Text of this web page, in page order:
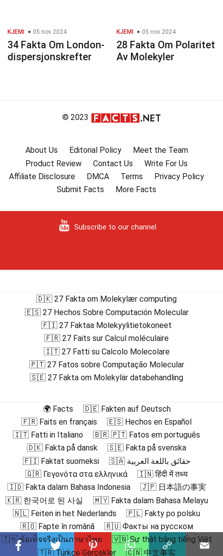
KJEMI 05 nov 2024
34 Fakta Om London-
dispersjonskrefter
KJEMI 05 nov 2024
28 Fakta Om Polaritet
Av Molekyler
© 2023
About Us Editorial Policy
Meet the Team
Product Review
Contact Us
Write For Us
Affiliate Disclosure
DMCA Terms
Privacy Policy
Submit Facts
More Facts
Subscribe to our channel
🇩🇰 27 Fakta om Molekylær computing
🇪🇸 27 Hechos Sobre Computación Molecular
🇫🇮 27 Faktaa Molekyylitietokoneet
🇫🇷 27 Faits sur Calcul moléculaire
🇮🇹 27 Fatti su Calcolo Molecolare
🇵🇹 27 Fatos sobre Computação Molecular
🇸🇪 27 Fakta om Molekylär databehandling
🌍 Facts
🇩🇪 Fakten auf Deutsch
🇫🇷 Faits en français
🇪🇸 Hechos en Español
🇮🇹 Fatti in Italiano
🇧🇷 🇵🇹 Fatos em português
🇩🇰 Fakta på dansk
🇸🇪 Fakta på svenska
🇫🇮 Faktat suomeksi
🇸🇦 حقائق باللغة العربية
🇬🇷 Γεγονότα στα ελληνικά
🇮🇳 हिंदी में तथ्य
🇮🇩 Fakta dalam Bahasa Indonesia
🇯🇵 日本語の事実
🇰🇷 한국어로 된 사실
🇲🇾 Fakta dalam Bahasa Melayu
🇳🇱 Feiten in het Nederlands
🇵🇱 Fakty po polsku
🇷🇴 Fapte în română
🇷🇺 Факты на русском
🇹🇭 ข้อเท็จจริงเป็นภาษาไทย
🇻🇳 Sự thật bằng tiếng Việt
🇹🇷 Türkçe Gerçekler
🇨🇳 中文事实